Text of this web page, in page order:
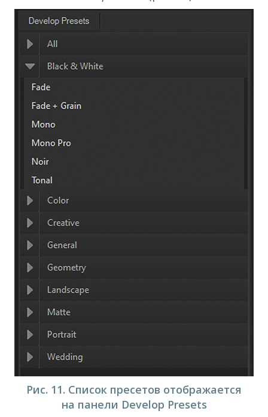
Рис. 11. Список пресетов отображается
на панели Develop Presets